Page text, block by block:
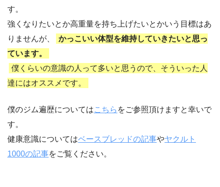
す。
強くなりたいとか高重量を持ち上げたいとかいう目標はあ
りませんが、
かっこいい体型を維持していきたいと思っ
ています。
僕くらいの意識の人って多いと思うので、そういった人
達にはオススメです。
僕のジム遍歴についてはこちら をご参照頂けますと幸いで
す。
健康意識についてはベースブレッドの記事やヤクルト
1000の記事をご覧ください。